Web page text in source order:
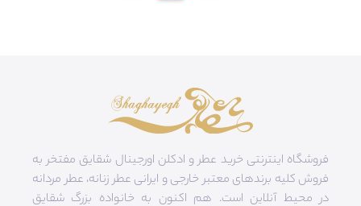
فروشگاه اینترنتی خرید عطر و ادکلن اورجینال شقایق مفتخر به
فروش کلیه برندهای معتبر خارجی و ایرانی عطر زنانه، عطر مردانه
در محیط آنلاین است. هم‌ اکنون به خانواده بزرگ شقایق